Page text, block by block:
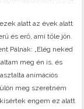
alatt az évek alatt
és erő, ami tőle jön.
Pálnak: „Elég neked
meg én is, és
animációs
meg szeretném
engem ez alatt